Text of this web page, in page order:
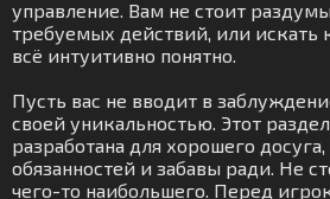
управление. Вам не стоит
требуемых действий, или искать
всё интуитивно понятно.
Пусть вас не вводит в
своей уникальностью. Этот
разработана для хорошего
обязанностей и забавы ради. Не
чего-то наибольшего. Перед